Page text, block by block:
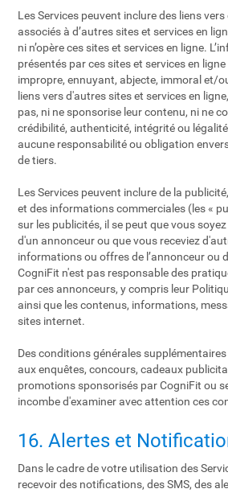
Les Services peuvent inclure des liens
associés à d’autres sites et services en
ni n’opère ces sites et services en ligne.
présentés par ces sites et services en
impropre, ennuyant, abjecte, immoral et/
liens vers d'autres sites et services en
pas, ni ne sponsorise leur contenu, ni ne
crédibilité, authenticité, intégrité ou
aucune responsabilité ou obligation
de tiers.
Les Services peuvent inclure de la
et des informations commerciales (les «
sur les publicités, il se peut que vous
d'un annonceur ou que vous receviez
informations ou offres de l’annonceur ou
CogniFit n'est pas responsable des
par ces annonceurs, y compris leur
ainsi que les contenus, informations,
sites internet.
Des conditions générales
aux enquêtes, concours, cadeaux
promotions sponsorisés par CogniFit ou
incombe d'examiner avec attention ces
16. Alertes et
Dans le cadre de votre utilisation des
recevoir des notifications, des SMS, des